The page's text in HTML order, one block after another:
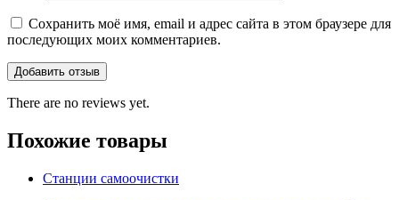
Сохранить моё имя, email и адрес сайта в этом браузере для
последующих моих комментариев.
There are no reviews yet.
Похожие товары
Станции самоочистки